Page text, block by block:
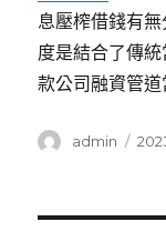
息壓榨借錢有
度是結合了傳
款公司融資管道
作
admin
發